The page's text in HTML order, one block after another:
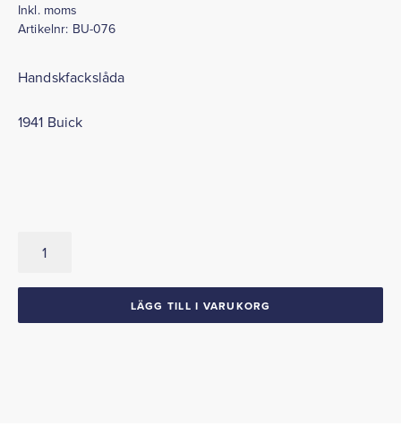
Inkl. moms
Artikelnr: BU-076
Handskfackslåda
1941 Buick
LÄGG TILL I VARUKORG